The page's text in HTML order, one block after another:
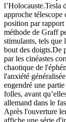
l’Holocauste.Tesla
approche télescope
position par rapport
méthode de Graff
stimulants, tels que
bout des doigts.De
par les cinéastes
chaotique de
l'anxiété
engendré une
folles, avant
allemand dans le
Après l'ouverture
affiche une série